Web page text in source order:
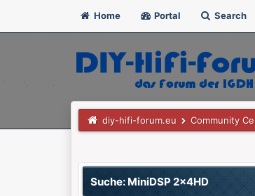
Home Portal Search
diy-hifi-forum.eu Community
Suche: MiniDSP 2x4HD